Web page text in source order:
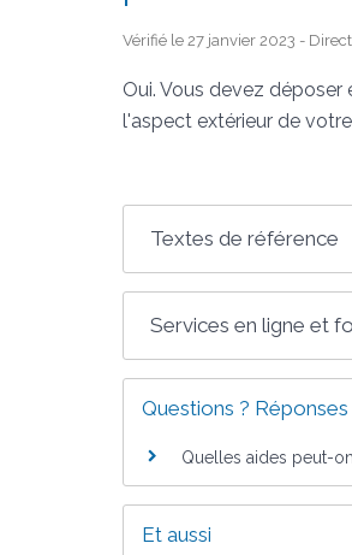
Vérifié le 27 janvier 2023 -
Oui. Vous devez déposer
l'aspect extérieur de
Textes de référence
Services en ligne et
Questions ? Réponses
Quelles aides peut-
Et aussi